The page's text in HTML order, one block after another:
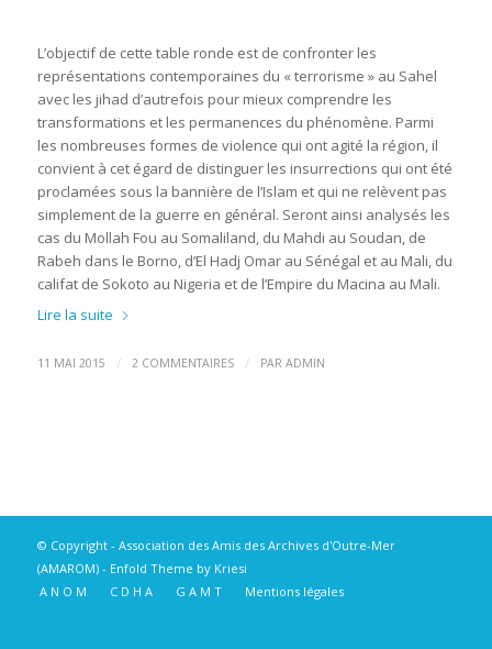
L’objectif de cette table ronde est de confronter les
représentations contemporaines du « terrorisme » au Sahel
avec les jihad d’autrefois pour mieux comprendre les
transformations et les permanences du phénomène. Parmi
les nombreuses formes de violence qui ont agité la région, il
convient à cet égard de distinguer les insurrections qui ont été
proclamées sous la bannière de l’Islam et qui ne relèvent pas
simplement de la guerre en général. Seront ainsi analysés les
cas du Mollah Fou au Somaliland, du Mahdi au Soudan, de
Rabeh dans le Borno, d’El Hadj Omar au Sénégal et au Mali, du
califat de Sokoto au Nigeria et de l’Empire du Macina au Mali.
Lire la suite
11 MAI 2015 / 2 COMMENTAIRES / PAR ADMIN
© Copyright - Association des Amis des Archives d'Outre-Mer
(AMAROM)- Enfold Theme by Kriesi
A N O M
C D H A G A M T Mentions légales